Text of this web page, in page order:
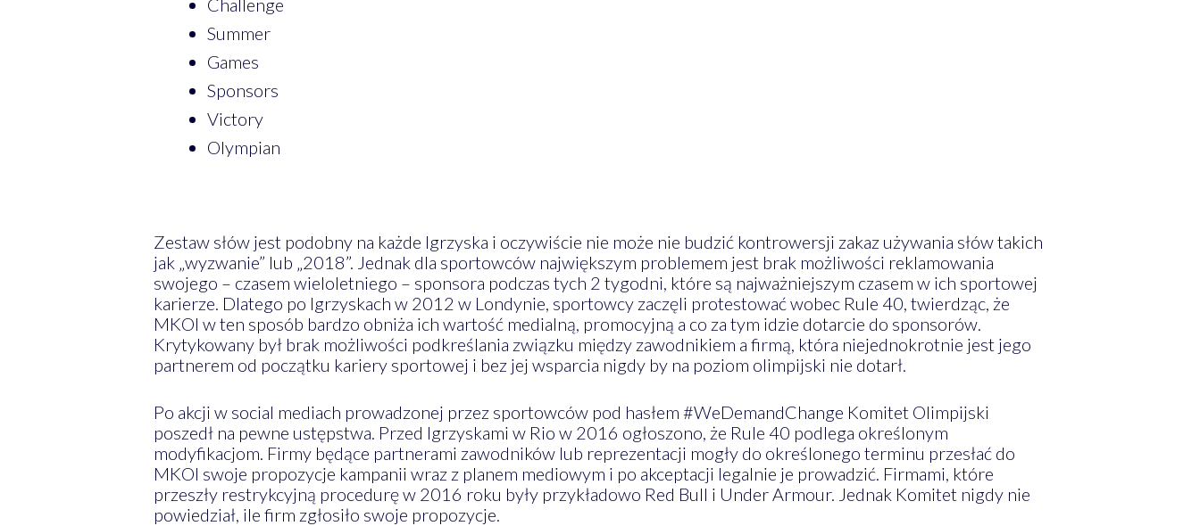
Challenge
Summer
Games
Sponsors
Victory
Olympian
Zestaw słów jest podobny na każde Igrzyska i oczywiście nie może nie budzić kontrowersji zakaz używania słów takich
jak „wyzwanie” lub „2018”. Jednak dla sportowców największym problemem jest brak możliwości reklamowania
swojego – czasem wieloletniego – sponsora podczas tych 2 tygodni, które są najważniejszym czasem w ich sportowej
karierze. Dlatego po Igrzyskach w 2012 w Londynie, sportowcy zaczęli protestować wobec Rule 40, twierdząc, że
MKOl w ten sposób bardzo obniża ich wartość medialną, promocyjną a co za tym idzie dotarcie do sponsorów.
Krytykowany był brak możliwości podkreślania związku między zawodnikiem a firmą, która niejednokrotnie jest jego
partnerem od początku kariery sportowej i bez jej wsparcia nigdy by na poziom olimpijski nie dotarł.
Po akcji w social mediach prowadzonej przez sportowców pod hasłem #WeDemandChange Komitet Olimpijski
poszedł na pewne ustępstwa. Przed Igrzyskami w Rio w 2016 ogłoszono, że Rule 40 podlega określonym
modyfikacjom. Firmy będące partnerami zawodników lub reprezentacji mogły do określonego terminu przesłać do
MKOl swoje propozycje kampanii wraz z planem mediowym i po akceptacji legalnie je prowadzić. Firmami, które
przeszły restrykcyjną procedurę w 2016 roku były przykładowo Red Bull i Under Armour. Jednak Komitet nigdy nie
powiedział, ile firm zgłosiło swoje propozycje.